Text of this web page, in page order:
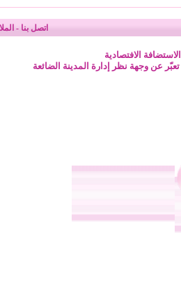
اتصل بنا -
الافتصادية
عن وجهة نظر إدارة المدينة الضائعة